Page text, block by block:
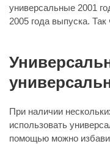
универсальные 2001
2005 года выпуска.
При наличии
использовать
помощью можно